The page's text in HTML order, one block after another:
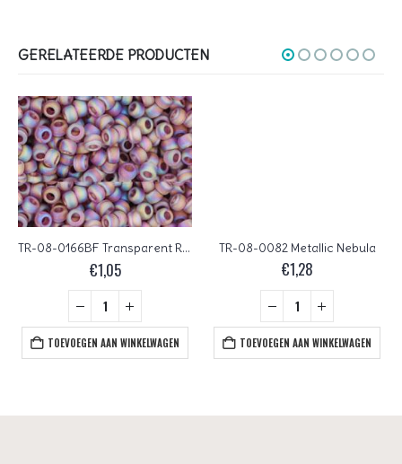
GERELATEERDE PRODUCTEN
TR-08-0166BF Transparent Rainbow Frosted Med Amethyst
€1,05
TOEVOEGEN AAN WINKELWAGEN
TR-08-0082 Metallic Nebula
€1,28
TOEVOEGEN AAN WINKELWAGEN